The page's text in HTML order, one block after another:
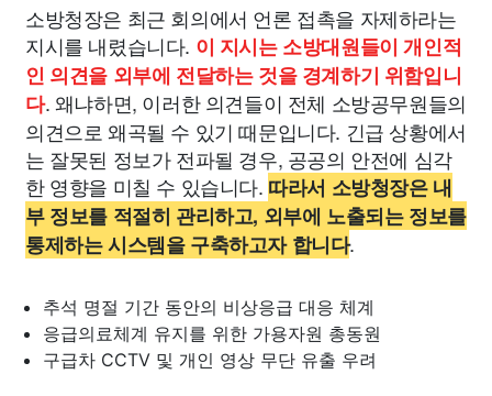
소방청장은 최근 회의에서 언론 접촉을 자제하라는
지시를 내렸습니다. 이 지시는 소방대원들이 개인적
인 의견을 외부에 전달하는 것을 경계하기 위함입니
다. 왜냐하면, 이러한 의견들이 전체 소방공무원들의
의견으로 왜곡될 수 있기 때문입니다. 긴급 상황에서
는 잘못된 정보가 전파될 경우, 공공의 안전에 심각
한 영향을 미칠 수 있습니다. 따라서 소방청장은 내
부 정보를 적절히 관리하고, 외부에 노출되는 정보를
통제하는 시스템을 구축하고자 합니다.
추석 명절 기간 동안의 비상응급 대응 체계
응급의료체계 유지를 위한 가용자원 총동원
구급차 CCTV 및 개인 영상 무단 유출 우려